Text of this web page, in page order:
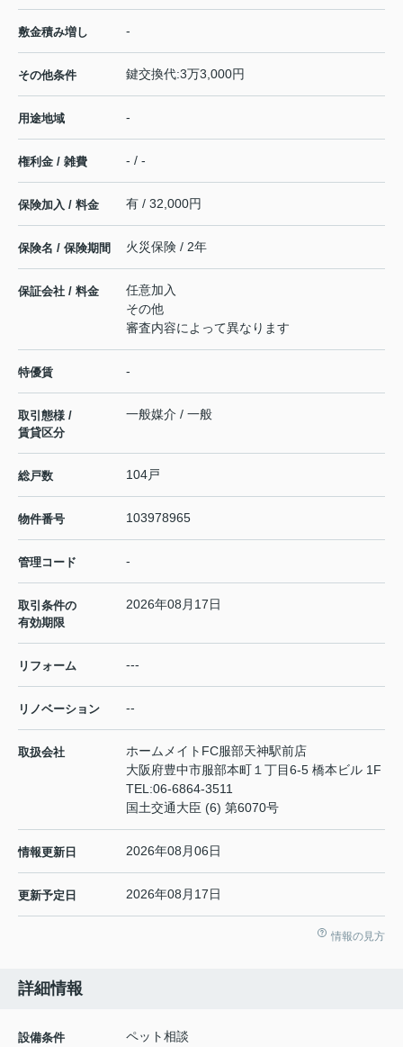
敷金積み増し -
その他条件 鍵交換代:3万3,000円
用途地域 -
権利金 / 雑費 - / -
保険加入 / 料金 有 / 32,000円
保険名 / 保険期間 火災保険 / 2年
保証会社 / 料金
任意加入
その他
審査内容によって異なります
特優賃 -
取引態様 /
賃貸区分
一般媒介 / 一般
総戸数 104戸
物件番号 103978965
管理コード -
取引条件の
有効期限
2026年08月17日
リフォーム ---
リノベーション --
取扱会社
ホームメイトFC服部天神駅前店
大阪府豊中市服部本町１丁目6-5 橋本ビル 1F
TEL:06-6864-3511
国土交通大臣 (6) 第6070号
情報更新日 2026年08月06日
更新予定日 2026年08月17日
情報の見方
詳細情報
設備条件
ペット相談